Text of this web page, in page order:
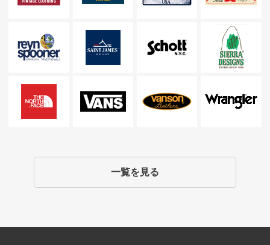
一覧を見る